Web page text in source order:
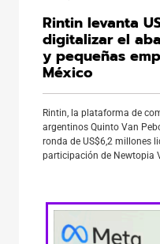
Rintin levanta
digitalizar el
y pequeñas
México
Rintin, la plataforma de
argentinos Quinto Van
ronda de US$6,2 millones
participación de Newtopia
(Auth0), entre otros. […]